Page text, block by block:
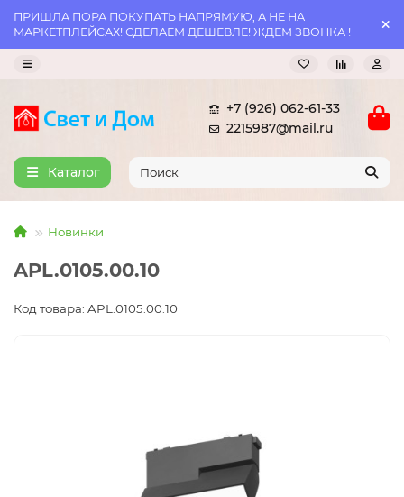
ПРИШЛА ПОРА ПОКУПАТЬ НАПРЯМУЮ, А НЕ НА
МАРКЕТПЛЕЙСАХ! СДЕЛАЕМ ДЕШЕВЛЕ! ЖДЕМ ЗВОНКА !
+7 (926) 062-61-33
2215987@mail.ru
Каталог
Новинки
APL.0105.00.10
Код товара: APL.0105.00.10